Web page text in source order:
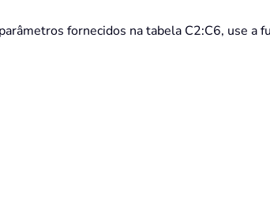
fornecidos na tabela C2:C6, use a